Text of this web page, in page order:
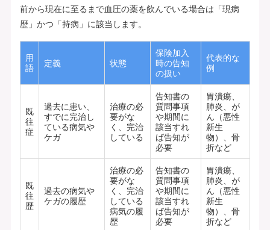
前から現在に至るまで血圧の薬を飲んでいる場合は「現病
歴」かつ「持病」に該当します。
用
語
定義 状態
保険加入
時の告知
の扱い
代表的な
例
既
往
症
過去に患い、
すでに完治し
ている病気や
ケガ
治療の必
要がな
く、完治
している
告知書の
質問事項
や期間に
該当すれ
ば告知が
必要
胃潰瘍、
肺炎、が
ん（悪性
新生
物）、骨
折など
既
往
歴
過去の病気や
ケガの履歴
治療の必
要がな
く、完治
している
病気の履
歴
告知書の
質問事項
や期間に
該当すれ
ば告知が
必要
胃潰瘍、
肺炎、が
ん（悪性
新生
物）、骨
折など